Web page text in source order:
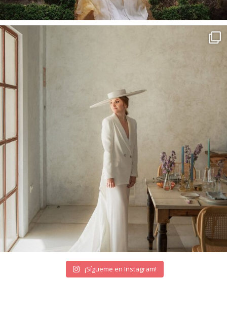
¡Sígueme en Instagram!